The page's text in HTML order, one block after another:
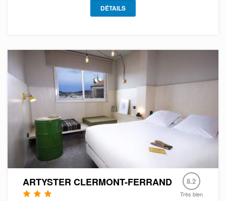
DÉTAILS
ARTYSTER CLERMONT-FERRAND 8.2
Très bien